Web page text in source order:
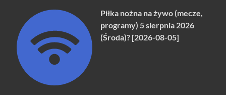
Piłka nożna na żywo (mecze,
programy) 5 sierpnia 2026
(Środa)? [2026-08-05]